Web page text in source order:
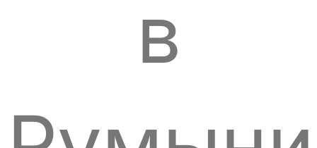
в